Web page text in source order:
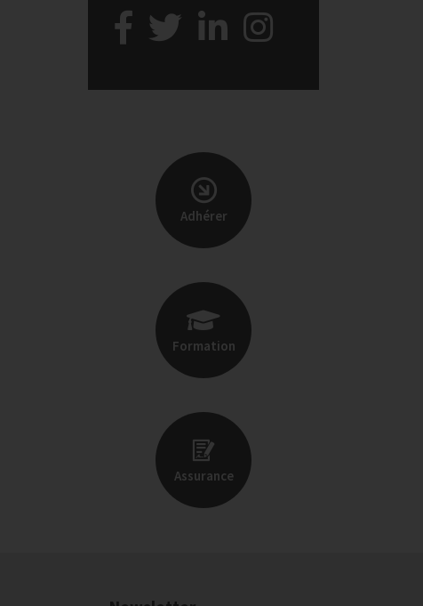
Adhérer
Formation
Assurance